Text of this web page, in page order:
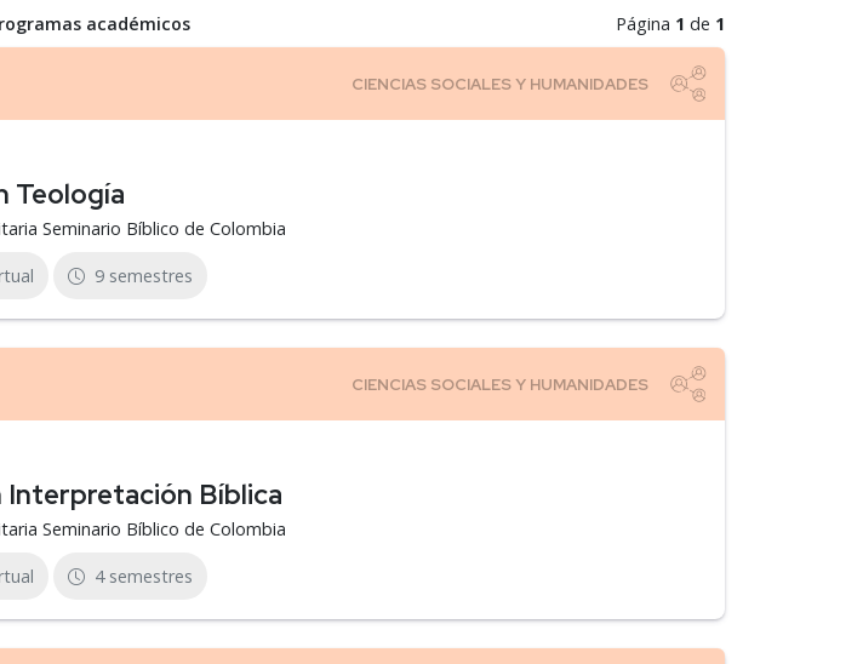
académicos Página 1 de 1
Teología
Seminario Bíblico de Colombia
9 semestres
Interpretación Bíblica
Seminario Bíblico de Colombia
4 semestres